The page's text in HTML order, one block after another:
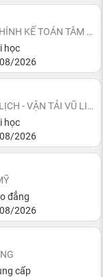
CÔNG TY TNHH TƯ VẤN DỊCH VỤ TÀI CHÍNH KẾ TOÁN TÂM MINH
học
2026
CÔNG TY TNHH MTV KHÁCH SẠN - DU LỊCH - VẬN TẢI VŨ LINH
học
2026
đẳng
2026
cấp